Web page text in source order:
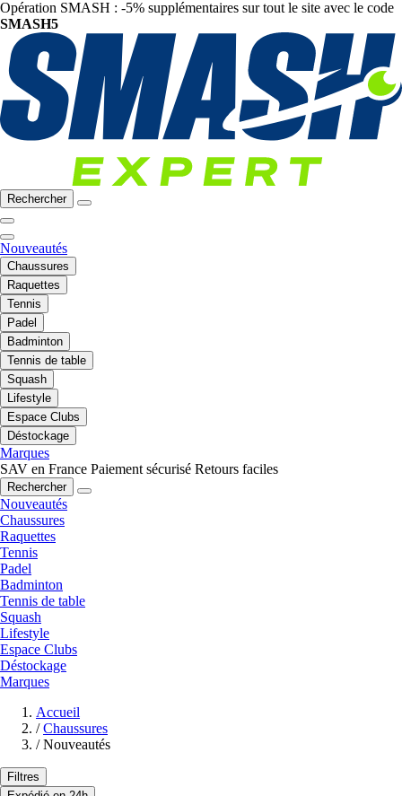
Opération SMASH : -5% supplémentaires sur tout le site avec le code
SMASH5
Rechercher
Nouveautés
Chaussures
Raquettes
Tennis
Padel
Badminton
Tennis de table
Squash
Lifestyle
Espace Clubs
Déstockage
Marques
SAV en France Paiement sécurisé Retours faciles
Rechercher
Nouveautés
Chaussures
Raquettes
Tennis
Padel
Badminton
Tennis de table
Squash
Lifestyle
Espace Clubs
Déstockage
Marques
Accueil
/ Chaussures
/ Nouveautés
Filtres